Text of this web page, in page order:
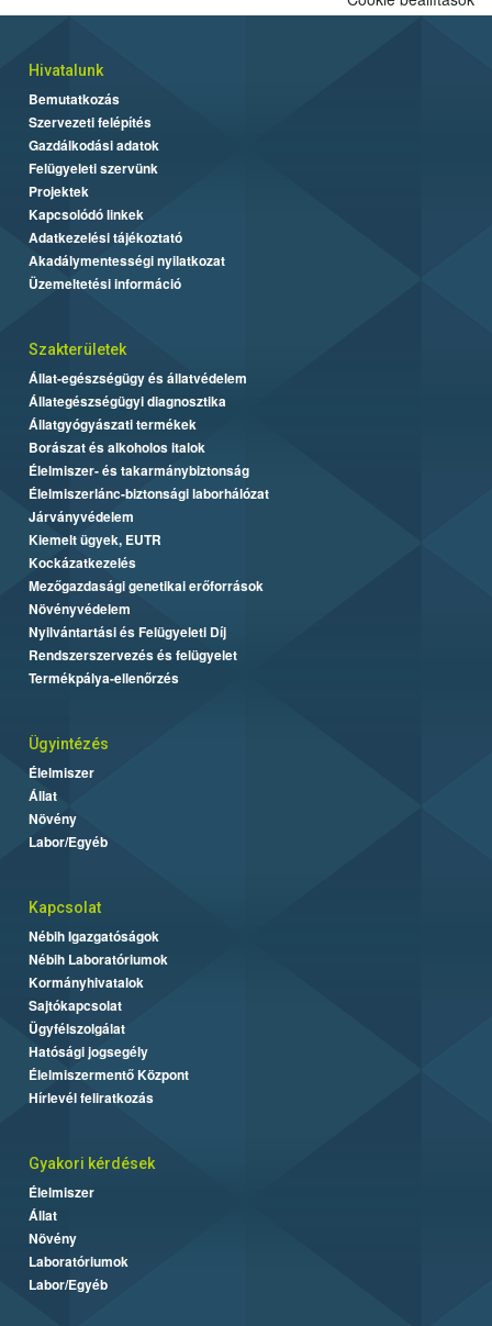
Hivatalunk
Bemutatkozás
Szervezeti felépítés
Gazdálkodási adatok
Felügyeleti szervünk
Projektek
Kapcsolódó linkek
Adatkezelési tájékoztató
Akadálymentességi nyilatkozat
Üzemeltetési információ
Szakterületek
Állat-egészségügy és állatvédelem
Állategészségügyi diagnosztika
Állatgyógyászati termékek
Borászat és alkoholos italok
Élelmiszer- és takarmánybiztonság
Élelmiszerlánc-biztonsági laborhálózat
Járványvédelem
Kiemelt ügyek, EUTR
Kockázatkezelés
Mezőgazdasági genetikai erőforrások
Növényvédelem
Nyilvántartási és Felügyeleti Díj
Rendszerszervezés és felügyelet
Termékpálya-ellenőrzés
Ügyintézés
Élelmiszer
Állat
Növény
Labor/Egyéb
Kapcsolat
Nébih Igazgatóságok
Nébih Laboratóriumok
Kormányhivatalok
Sajtókapcsolat
Ügyfélszolgálat
Hatósági jogsegély
Élelmiszermentő Központ
Hírlevél feliratkozás
Gyakori kérdések
Élelmiszer
Állat
Növény
Laboratóriumok
Labor/Egyéb